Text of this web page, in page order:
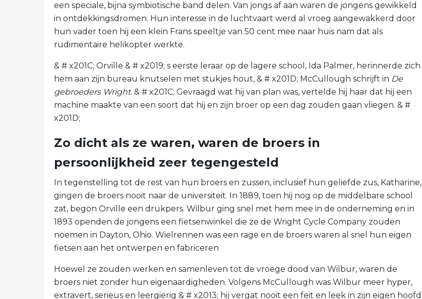
een speciale, bijna symbiotische band delen. Van jongs af aan waren de jongens gewikkeld
in ontdekkingsdromen. Hun interesse in de luchtvaart werd al vroeg aangewakkerd door
hun vader toen hij een klein Frans speeltje van 50 cent mee naar huis nam dat als
rudimentaire helikopter werkte.
& # x201C; Orville & # x2019; s eerste leraar op de lagere school, Ida Palmer, herinnerde zich
hem aan zijn bureau knutselen met stukjes hout, & # x201D; McCullough schrijft in De
gebroeders Wright. & # x201C; Gevraagd wat hij van plan was, vertelde hij haar dat hij een
machine maakte van een soort dat hij en zijn broer op een dag zouden gaan vliegen. & #
x201D;
Zo dicht als ze waren, waren de broers in
persoonlijkheid zeer tegengesteld
In tegenstelling tot de rest van hun broers en zussen, inclusief hun geliefde zus, Katharine,
gingen de broers nooit naar de universiteit. In 1889, toen hij nog op de middelbare school
zat, begon Orville een drukpers. Wilbur ging snel met hem mee in de onderneming en in
1893 openden de jongens een fietsenwinkel die ze de Wright Cycle Company zouden
noemen in Dayton, Ohio. Wielrennen was een rage en de broers waren al snel hun eigen
fietsen aan het ontwerpen en fabriceren
Hoewel ze zouden werken en samenleven tot de vroege dood van Wilbur, waren de
broers niet zonder hun eigenaardigheden. Volgens McCullough was Wilbur meer hyper,
extravert, serieus en leergierig & # x2013; hij vergat nooit een feit en leek in zijn eigen hoofd